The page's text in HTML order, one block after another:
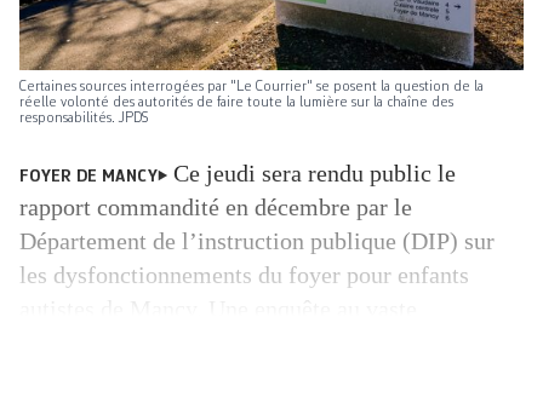
Certaines sources interrogées par "Le Courrier" se posent la question de la
réelle volonté des autorités de faire toute la lumière sur la chaîne des
responsabilités. JPDS
FOYER DE MANCY
Ce jeudi sera rendu public le
rapport commandité en décembre par le
Département de l’instruction publique (DIP) sur
les dysfonctionnements du foyer pour enfants